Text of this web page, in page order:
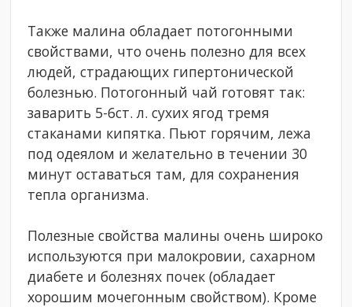
Также малина обладает потогонными
свойствами, что очень полезно для всех
людей, страдающих гипертонической
болезнью. Потогонный чай готовят так:
заварить 5-6ст. л. сухих ягод тремя
стаканами кипятка. Пьют горячим, лежа
под одеялом и желательно в течении 30
минут оставаться там, для сохранения
тепла организма.
Полезные свойства малины очень широко
используются при малокровии, сахарном
диабете и болезнях почек (обладает
хорошим мочегонным свойством). Кроме